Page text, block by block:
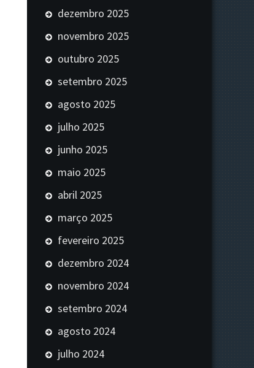
dezembro 2025
novembro 2025
outubro 2025
setembro 2025
agosto 2025
julho 2025
junho 2025
maio 2025
abril 2025
março 2025
fevereiro 2025
dezembro 2024
novembro 2024
setembro 2024
agosto 2024
julho 2024